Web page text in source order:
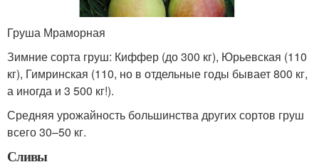
Груша Мраморная
Зимние сорта груш: Киффер (до 300 кг), Юрьевская (110
кг), Гимринская (110, но в отдельные годы бывает 800 кг,
а иногда и 3 500 кг!).
Средняя урожайность большинства других сортов груш
всего 30–50 кг.
Сливы